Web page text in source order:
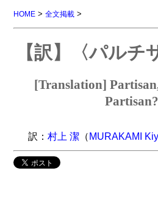
HOME >全文掲載 >
【訳】〈パルチ
[Translation]
訳： 村上 潔 （MURAKAMI